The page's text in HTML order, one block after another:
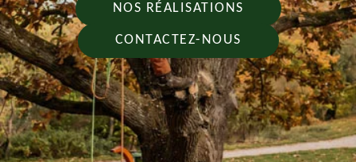
NOS RÉALISATIONS
CONTACTEZ-NOUS